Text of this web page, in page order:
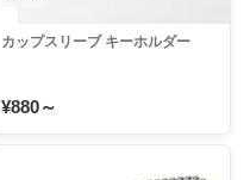
カップスリーブ キーホルダー
¥880～